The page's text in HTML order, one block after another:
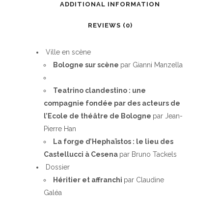
ADDITIONAL INFORMATION
REVIEWS (0)
Ville en scène
Bologne sur scène par Gianni Manzella
Teatrino clandestino : une
compagnie fondée par des acteurs de
l’Ecole de théâtre de Bologne par Jean-
Pierre Han
La forge d’Hephaïstos : le lieu des
Castellucci à Cesena par Bruno Tackels
Dossier
Héritier et affranchi par Claudine
Galéa